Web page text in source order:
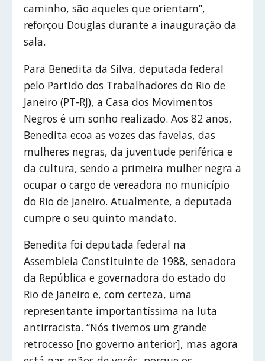
caminho, são aqueles que orientam”,
reforçou Douglas durante a inauguração da
sala.
Para Benedita da Silva, deputada federal
pelo Partido dos Trabalhadores do Rio de
Janeiro (PT-RJ), a Casa dos Movimentos
Negros é um sonho realizado. Aos 82 anos,
Benedita ecoa as vozes das favelas, das
mulheres negras, da juventude periférica e
da cultura, sendo a primeira mulher negra a
ocupar o cargo de vereadora no município
do Rio de Janeiro. Atualmente, a deputada
cumpre o seu quinto mandato.
Benedita foi deputada federal na
Assembleia Constituinte de 1988, senadora
da República e governadora do estado do
Rio de Janeiro e, com certeza, uma
representante importantíssima na luta
antirracista. “Nós tivemos um grande
retrocesso [no governo anterior], mas agora